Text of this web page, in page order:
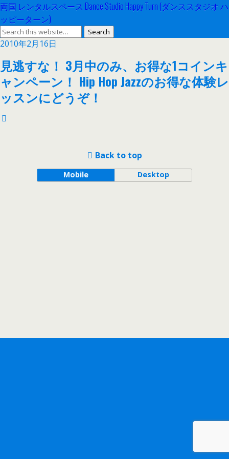
両国 レンタルスペース Dance Studio Happy Turn (ダンススタジオ ハ
ッピーターン)
2010年2月16日
見逃すな！ 3月中のみ、お得な1コインキ
ャンペーン！ Hip Hop Jazzのお得な体験レ
ッスンにどうぞ！
Back to top
Mobile Desktop